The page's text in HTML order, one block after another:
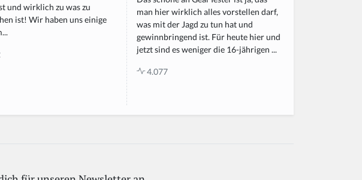
und wirklich zu was zu
ist! Wir haben uns einige
man hier wirklich alles vorstellen darf,
was mit der Jagd zu tun hat und
gewinnbringend ist. Für heute hier und
jetzt sind es weniger die 16-jährigen ...
4.077